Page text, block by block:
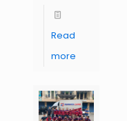
Read
more